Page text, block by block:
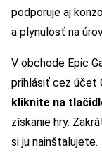
podporuje aj
a plynulosť na
V obchode Epic
prihlásiť cez účet
kliknite na
získanie hry.
si ju nainštalujete.